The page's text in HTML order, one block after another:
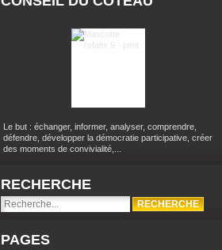
Le but : échanger, informer, analyser, comprendre,
défendre, développer la démocratie participative, créer
des moments de convivialité,...
RECHERCHE
PAGES